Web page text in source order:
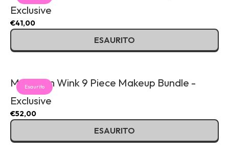
Exclusive
€41,00
ESAURITO
Made Em Wink 9 Piece Makeup Bundle -
Exclusive
€52,00
ESAURITO
Esaurito